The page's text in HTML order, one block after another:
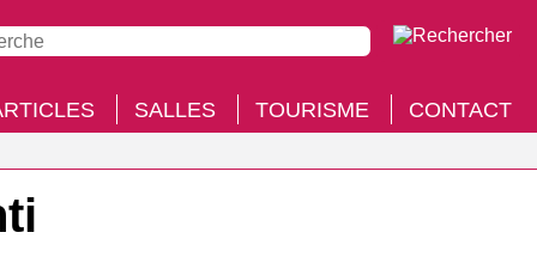
SALLES TOURISME CONTACT